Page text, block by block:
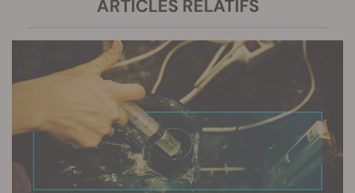
ARTICLES RELATIFS